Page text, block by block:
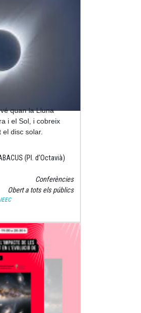
del segle”
quan la Lluna
i el Sol, i cobreix
disc solar.
(Pl. d’Octavià)
Conferències
Obert a tots els públics